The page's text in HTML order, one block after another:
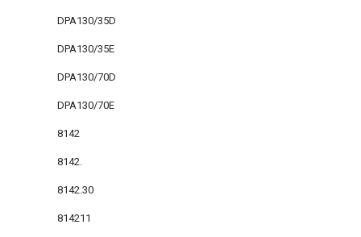
DPA130/35D
DPA130/35E
DPA130/70D
DPA130/70E
8142
8142.
8142.30
814211